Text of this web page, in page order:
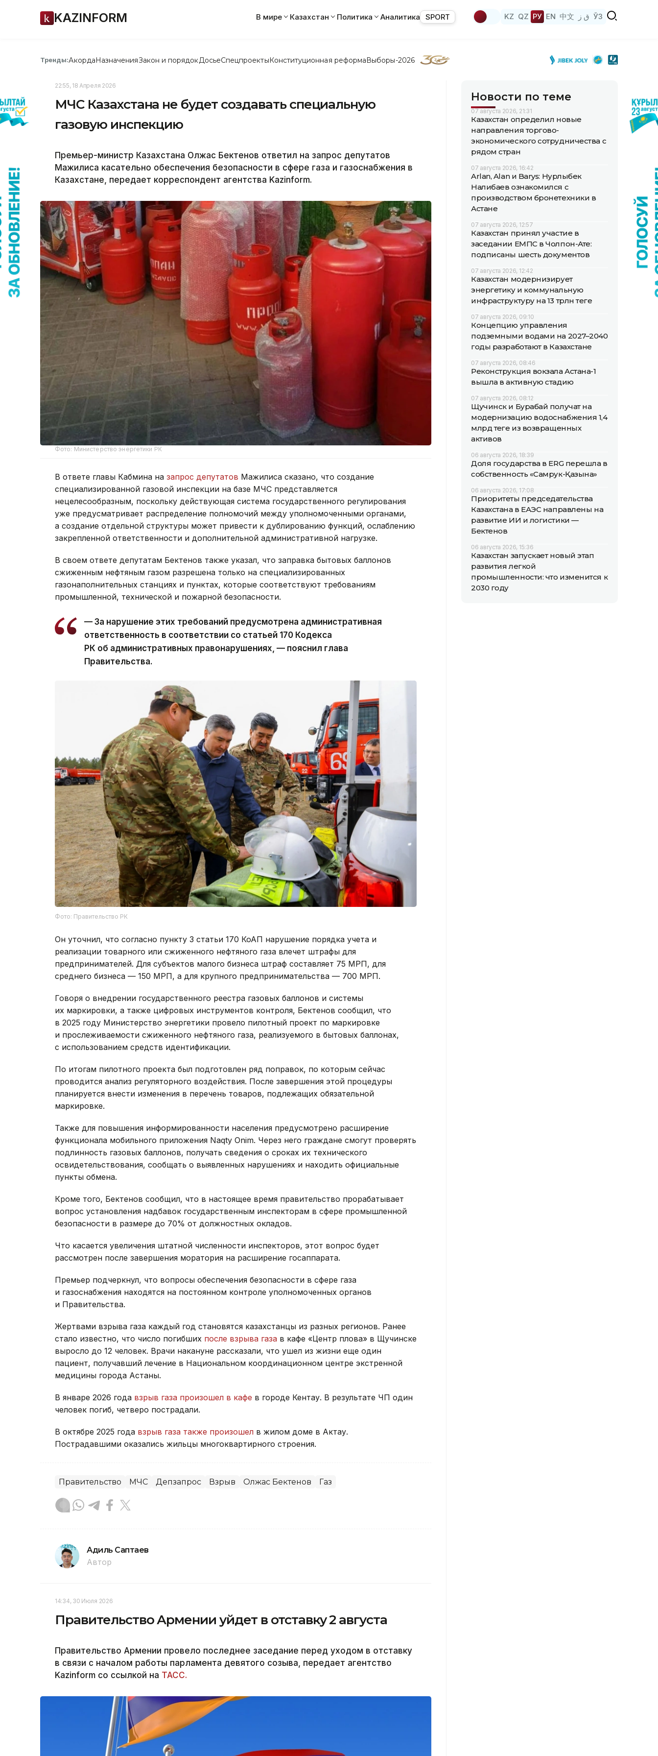
KAZINFORM В мире Казахстан Политика Аналитика SPORT KZ QZ РУ EN 中文 ق ز ЎЗ
Тренды:АкордаНазначенияЗакон и порядок ДосьеСпецпроектыКонституционная реформаВыборы-2026
22:55, 18 Апреля 2026
МЧС Казахстана не будет создавать специальную
газовую инспекцию
Премьер-министр Казахстана Олжас Бектенов ответил на запрос депутатов
Мажилиса касательно обеспечения безопасности в сфере газа и газоснабжения в
Казахстане, передает корреспондент агентства Kazinform.
Фото: Министерство энергетики РК
В ответе главы Кабмина на запрос депутатов Мажилиса сказано, что создание
специализированной газовой инспекции на базе МЧС представляется
нецелесообразным, поскольку действующая система государственного регулирования
уже предусматривает распределение полномочий между уполномоченными органами,
а создание отдельной структуры может привести к дублированию функций, ослаблению
закрепленной ответственности и дополнительной административной нагрузке.
В своем ответе депутатам Бектенов также указал, что заправка бытовых баллонов
сжиженным нефтяным газом разрешена только на специализированных
газонаполнительных станциях и пунктах, которые соответствуют требованиям
промышленной, технической и пожарной безопасности.
— За нарушение этих требований предусмотрена административная
ответственность в соответствии со статьей 170 Кодекса
РК об административных правонарушениях, — пояснил глава
Правительства.
Фото: Правительство РК
Он уточнил, что согласно пункту 3 статьи 170 КоАП нарушение порядка учета и
реализации товарного или сжиженного нефтяного газа влечет штрафы для
предпринимателей. Для субъектов малого бизнеса штраф составляет 75 МРП, для
среднего бизнеса — 150 МРП, а для крупного предпринимательства — 700 МРП.
Говоря о внедрении государственного реестра газовых баллонов и системы
их маркировки, а также цифровых инструментов контроля, Бектенов сообщил, что
в 2025 году Министерство энергетики провело пилотный проект по маркировке
и прослеживаемости сжиженного нефтяного газа, реализуемого в бытовых баллонах,
с использованием средств идентификации.
По итогам пилотного проекта был подготовлен ряд поправок, по которым сейчас
проводится анализ регуляторного воздействия. После завершения этой процедуры
планируется внести изменения в перечень товаров, подлежащих обязательной
маркировке.
Также для повышения информированности населения предусмотрено расширение
функционала мобильного приложения Naqty Onim. Через него граждане смогут проверять
подлинность газовых баллонов, получать сведения о сроках их технического
освидетельствования, сообщать о выявленных нарушениях и находить официальные
пункты обмена.
Кроме того, Бектенов сообщил, что в настоящее время правительство прорабатывает
вопрос установления надбавок государственным инспекторам в сфере промышленной
безопасности в размере до 70% от должностных окладов.
Что касается увеличения штатной численности инспекторов, этот вопрос будет
рассмотрен после завершения моратория на расширение госаппарата.
Премьер подчеркнул, что вопросы обеспечения безопасности в сфере газа
и газоснабжения находятся на постоянном контроле уполномоченных органов
и Правительства.
Жертвами взрыва газа каждый год становятся казахстанцы из разных регионов. Ранее
стало известно, что число погибших после взрыва газа в кафе «Центр плова» в Щучинске
выросло до 12 человек. Врачи накануне рассказали, что ушел из жизни еще один
пациент, получавший лечение в Национальном координационном центре экстренной
медицины города Астаны.
В январе 2026 года взрыв газа произошел в кафе в городе Кентау. В результате ЧП один
человек погиб, четверо пострадали.
В октябре 2025 года взрыв газа также произошел в жилом доме в Актау.
Пострадавшими оказались жильцы многоквартирного строения.
Правительство МЧС Депзапрос Взрыв Олжас Бектенов Газ
Адиль Саптаев
Автор
14:34, 30 Июля 2026
Правительство Армении уйдет в отставку 2 августа
Правительство Армении провело последнее заседание перед уходом в отставку
в связи с началом работы парламента девятого созыва, передает агентство
Kazinform со ссылкой на ТАСС.
Новости по теме
07 августа 2026, 21:31
Казахстан определил новые
направления торгово-
экономического сотрудничества с
рядом стран
07 августа 2026, 16:42
Arlan, Alan и Barys: Нурлыбек
Налибаев ознакомился с
производством бронетехники в
Астане
07 августа 2026, 12:57
Казахстан принял участие в
заседании ЕМПС в Чолпон-Ате:
подписаны шесть документов
07 августа 2026, 12:42
Казахстан модернизирует
энергетику и коммунальную
инфраструктуру на 13 трлн теңге
07 августа 2026, 09:10
Концепцию управления
подземными водами на 2027–2040
годы разработают в Казахстане
07 августа 2026, 08:46
Реконструкция вокзала Астана-1
вышла в активную стадию
07 августа 2026, 08:12
Щучинск и Бурабай получат на
модернизацию водоснабжения 1,4
млрд теңге из возвращенных
активов
06 августа 2026, 18:39
Доля государства в ERG перешла в
собственность «Самрук-Қазына»
06 августа 2026, 17:08
Приоритеты председательства
Казахстана в ЕАЭС направлены на
развитие ИИ и логистики —
Бектенов
06 августа 2026, 15:36
Казахстан запускает новый этап
развития легкой
промышленности: что изменится к
2030 году